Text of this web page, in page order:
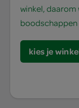
winkel, daarom
kies je